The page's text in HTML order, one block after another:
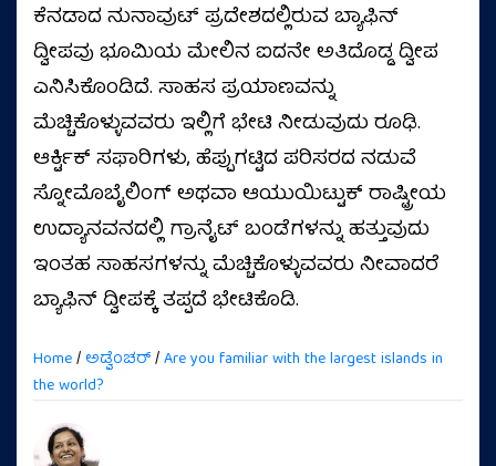
ಕೆನಡಾದ ನುನಾವುಟ್ ಪ್ರದೇಶದಲ್ಲಿರುವ ಬ್ಯಾಫಿನ್
ದ್ವೀಪವು ಭೂಮಿಯ ಮೇಲಿನ ಐದನೇ ಅತಿದೊಡ್ಡ ದ್ವೀಪ
ಎನಿಸಿಕೊಂಡಿದೆ. ಸಾಹಸ ಪ್ರಯಾಣವನ್ನು
ಮೆಚ್ಚಿಕೊಳ್ಳುವವರು ಇಲ್ಲಿಗೆ ಭೇಟಿ ನೀಡುವುದು ರೂಢಿ.
ಆರ್ಕ್ಟಿಕ್ ಸಫಾರಿಗಳು, ಹೆಪ್ಪುಗಟ್ಟಿದ ಪರಿಸರದ ನಡುವೆ
ಸ್ನೋಮೊಬೈಲಿಂಗ್ ಅಥವಾ ಆಯುಯಿಟ್ಟುಕ್ ರಾಷ್ಟ್ರೀಯ
ಉದ್ಯಾನವನದಲ್ಲಿ ಗ್ರಾನೈಟ್ ಬಂಡೆಗಳನ್ನು ಹತ್ತುವುದು
ಇಂತಹ ಸಾಹಸಗಳನ್ನು ಮೆಚ್ಚಿಕೊಳ್ಳುವವರು ನೀವಾದರೆ
ಬ್ಯಾಫಿನ್ ದ್ವೀಪಕ್ಕೆ ತಪ್ಪದೆ ಭೇಟಿಕೊಡಿ.
Home/ ಅಡ್ವೆಂಚರ್/Are you familiar with the largest islands in
the world?